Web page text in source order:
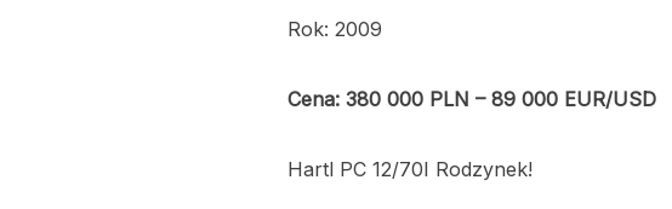
Rok: 2009
Cena: 380 000 PLN – 89 000 EUR/USD
Hartl PC 12/70I Rodzynek!